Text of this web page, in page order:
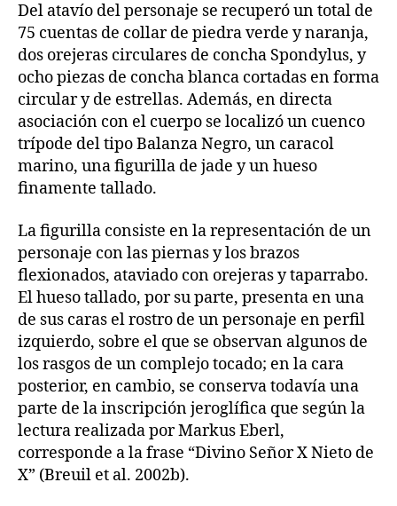
Del atavío del personaje se recuperó un total de
75 cuentas de collar de piedra verde y naranja,
dos orejeras circulares de concha Spondylus, y
ocho piezas de concha blanca cortadas en forma
circular y de estrellas. Además, en directa
asociación con el cuerpo se localizó un cuenco
trípode del tipo Balanza Negro, un caracol
marino, una figurilla de jade y un hueso
finamente tallado.
La figurilla consiste en la representación de un
personaje con las piernas y los brazos
flexionados, ataviado con orejeras y taparrabo.
El hueso tallado, por su parte, presenta en una
de sus caras el rostro de un personaje en perfil
izquierdo, sobre el que se observan algunos de
los rasgos de un complejo tocado; en la cara
posterior, en cambio, se conserva todavía una
parte de la inscripción jeroglífica que según la
lectura realizada por Markus Eberl,
corresponde a la frase “Divino Señor X Nieto de
X” (Breuil et al. 2002b).